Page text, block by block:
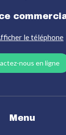
le téléphone
nous en ligne
Menu